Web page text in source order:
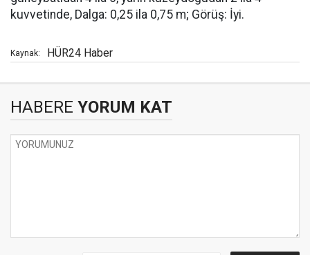
kuvvetinde, Dalga: 0,25 ila 0,75 m; Görüş: İyi.
Kaynak: HÜR24 Haber
HABERE YORUM KAT